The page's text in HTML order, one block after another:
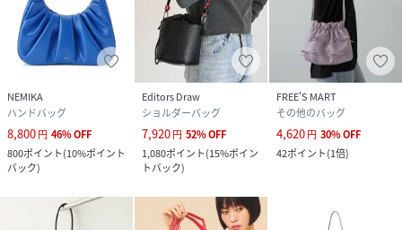
NEMIKA
ハンドバッグ
8,800円 46%OFF
800ポイント(10%ポイント
バック)
Editors Draw
ショルダーバッグ
7,920円 52%OFF
1,080ポイント(15%ポイン
トバック)
FREE'S MART
その他のバッグ
4,620円 30%OFF
42ポイント(1倍)